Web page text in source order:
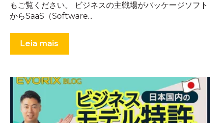
もご覧ください。 ビジネスの主戦場がパッケージソフト
からSaaS（Software...
Leia mais